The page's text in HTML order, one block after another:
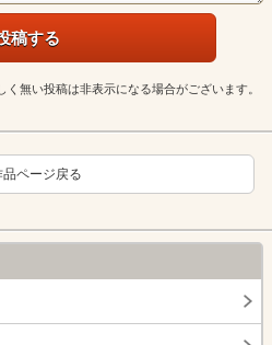
無い投稿は非表示になる場合がございます。
品ページ戻る